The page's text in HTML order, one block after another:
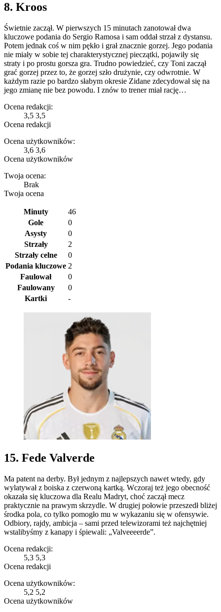
8. Kroos
Świetnie zaczął. W pierwszych 15 minutach zanotował dwa
kluczowe podania do Sergio Ramosa i sam oddał strzał z dystansu.
Potem jednak coś w nim pękło i grał znacznie gorzej. Jego podania
nie miały w sobie tej charakterystycznej pieczątki, pojawiły się
straty i po prostu gorsza gra. Trudno powiedzieć, czy Toni zaczął
grać gorzej przez to, że gorzej szło drużynie, czy odwrotnie. W
każdym razie po bardzo słabym okresie Zidane zdecydował się na
jego zmianę nie bez powodu. I znów to trener miał rację…
Ocena redakcji:
3,5 3,5
Ocena redakcji
Ocena użytkowników:
3,6 3,6
Ocena użytkowników
Twoja ocena:
Brak
Twoja ocena
Minuty
46
Gole
0
Asysty
0
Strzały
2
Strzały celne
0
Podania kluczowe 2
Faulował
0
Faulowany
0
Kartki
-
15. Fede Valverde
Ma patent na derby. Był jednym z najlepszych nawet wtedy, gdy
wylatywał z boiska z czerwoną kartką. Wczoraj też jego obecność
okazała się kluczowa dla Realu Madryt, choć zaczął mecz
praktycznie na prawym skrzydle. W drugiej połowie przeszedł bliżej
środka pola, co tylko pomogło mu w wykazaniu się w ofensywie.
Odbiory, rajdy, ambicja – sami przed telewizorami też najchętniej
wstalibyśmy z kanapy i śpiewali: „Valveeeerde”.
Ocena redakcji:
5,3 5,3
Ocena redakcji
Ocena użytkowników:
5,2 5,2
Ocena użytkowników